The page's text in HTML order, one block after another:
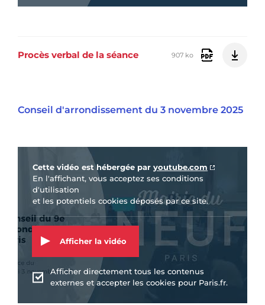
Procès verbal de la séance 907 ko
Conseil d'arrondissement du 3 novembre 2025
Cette vidéo est hébergée par youtube.com
En l'affichant, vous acceptez ses conditions
d'utilisation
et les potentiels cookies déposés par ce site.
Afficher la vidéo
Afficher directement tous les contenus
externes et accepter les cookies pour Paris.fr.